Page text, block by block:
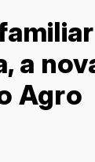
a
Agro